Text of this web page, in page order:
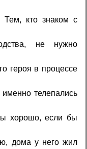
Тем, кто знаком с
не нужно
героя в процессе
телепались
хорошо, если бы
дома у него жил